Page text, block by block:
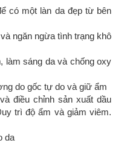
có một làn da đẹp từ bên
ngăn ngừa tình trạng khô
làm sáng da và chống oxy
do gốc tự do và giữ ẩm
điều chỉnh sản xuất dầu
trì độ ẩm và giảm viêm.
da